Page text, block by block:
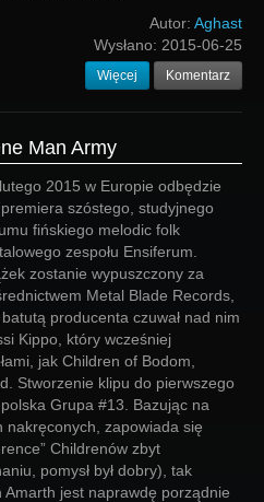
Autor: Aghast
Wysłano: 2015-06-25
Więcej Komentarz
Man Army
2015 w Europie odbędzie
szóstego, studyjnego
fińskiego melodic folk
zespołu Ensiferum.
zostanie wypuszczony za
Metal Blade Records,
producenta czuwał nad nim
Kippo, który wcześniej
jak Children of Bodom,
Stworzenie klipu do pierwszego
Grupa #13. Bazując na
nakręconych, zapowiada się
Childrenów zbyt
pomysł był dobry), tak
Amarth jest naprawdę porządnie